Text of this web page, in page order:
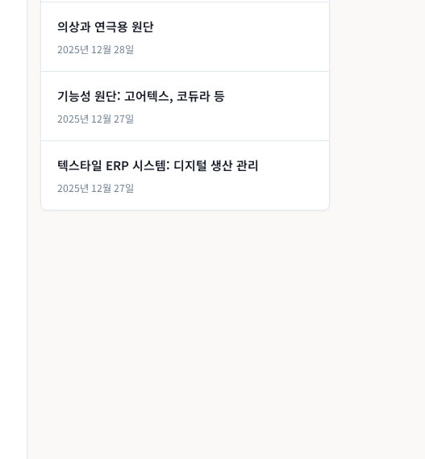
의상과 연극용 원단
2025년 12월 28일
기능성 원단: 고어텍스, 코듀라 등
2025년 12월 27일
텍스타일 ERP 시스템: 디지털 생산 관리
2025년 12월 27일